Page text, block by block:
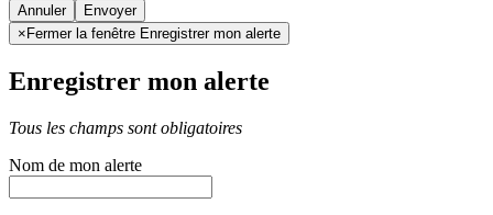
Annuler
× Fermer la fenêtre Enregistrer mon alerte
Enregistrer mon alerte
Tous les champs sont obligatoires
Nom de mon alerte